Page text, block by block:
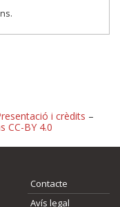
o
i crèdits –
CC-BY 4.0
Contacte
Avís legal